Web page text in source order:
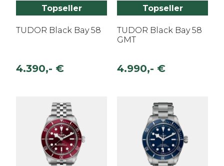
Topseller
TUDOR Black Bay 58
4.390,- €
Topseller
TUDOR Black Bay 58
GMT
4.990,- €